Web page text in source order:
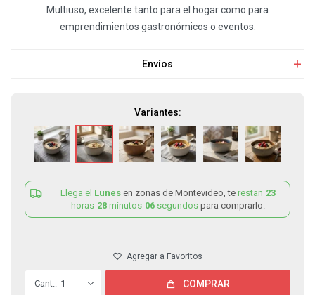
Multiuso, excelente tanto para el hogar como para
emprendimientos gastronómicos o eventos.
Envíos
Variantes:
Llega el Lunes en zonas de Montevideo, te restan 23
horas 28 minutos 06 segundos para comprarlo.
1 COMPRAR